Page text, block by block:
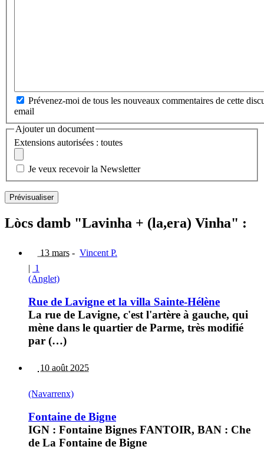
Prévenez-moi de tous les nouveaux commentaires de cette
email
Ajouter un document
Extensions autorisées : toutes
Je veux recevoir la Newsletter
Lòcs damb "Lavinha + (la,era) Vinha" :
13 mars - Vincent P.
| 1
(Anglet)
Rue de Lavigne et la villa Sainte-Hélène
La rue de Lavigne, c'est l'artère à gauche, qui
mène dans le quartier de Parme, très modifié
par (…)
10 août 2025
(Navarrenx)
Fontaine de Bigne
IGN : Fontaine Bignes FANTOIR, BAN : Che
de La Fontaine de Bigne